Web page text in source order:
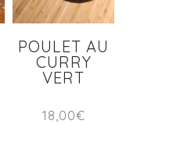
POULET AU
CURRY
VERT
18,00€